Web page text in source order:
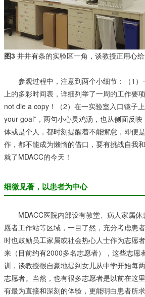
图3 井井有条的实验区一角，谈教授正用心
参观过程中，注意到两个小细节：（1）
上的多彩时间表，详细列举了一周的工作要
not die a copy！（2）在一实验室入口镜子
your goal”，两句小心灵鸡汤，也从侧面反
体或是个人，都时刻提醒着不能懈怠，即便
作，都不能成为懒惰的借口，要有挑战自我
就了MDACC的今天！
细微见著，以患者为中心
MDACC医院内部设有教堂、病人家属休
愿者工作站等区域，一目了然，充分考虑患
时也鼓励员工家属或社会热心人士作为志愿
来（目前约有2000多名志愿者），这些志愿
训，谈教授很自豪地提到女儿从中学开始每
志愿者。当然，也有很多志愿者是以前在这
有最为直接和深刻的体验，更能明白患者所求